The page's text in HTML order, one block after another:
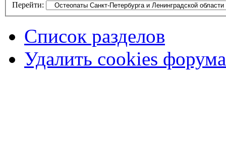
Перейти:
Список разделов
Удалить cookies форума